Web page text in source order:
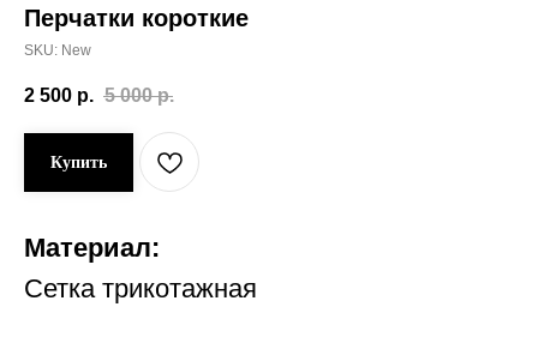
Перчатки короткие
SKU: New
2 500 р. 5 000 р.
Купить
Материал:
Сетка трикотажная